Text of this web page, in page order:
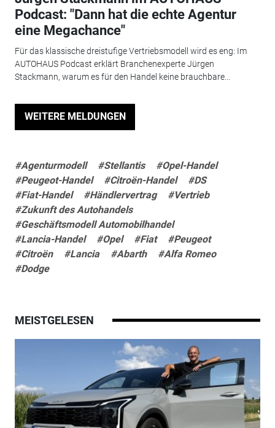
Podcast: "Dann hat die echte Agentur
eine Megachance"
Für das klassische dreistufige Vertriebsmodell wird es eng: Im
AUTOHAUS Podcast erklärt Branchenexperte Jürgen
Stackmann, warum es für den Handel keine brauchbare...
WEITERE MELDUNGEN
#Agenturmodell #Stellantis
#Opel-Handel
#Peugeot-Handel
#Citroën-Handel
#DS
#Fiat-Handel
#Händlervertrag
#Vertrieb
#Zukunft des Autohandels
#Geschäftsmodell Automobilhandel
#Lancia-Handel
#Opel #Fiat
#Peugeot
#Citroën
#Lancia #Abarth
#Alfa Romeo
#Dodge
MEISTGELESEN